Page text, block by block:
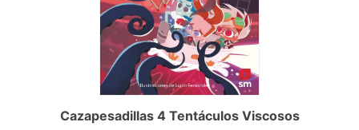
Cazapesadillas 4 Tentáculos Viscosos